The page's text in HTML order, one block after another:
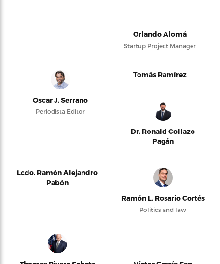
Orlando Alomá
Startup Project Manager
Oscar J. Serrano
Periodista Editor
Tomás Ramírez
Dr. Ronald Collazo
Pagán
Lcdo. Ramón Alejandro
Pabón
Ramón L. Rosario Cortés
Politics and law